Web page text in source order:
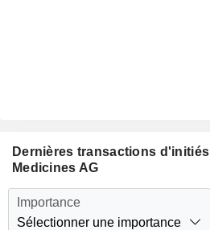
Dernières transactions
Medicines AG
Importance
Sélectionner une importance